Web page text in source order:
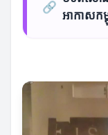
🔗
អាកាសកម្